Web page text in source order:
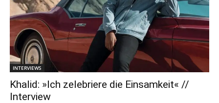
INTERVIEWS
Khalid: »Ich zelebriere die Einsamkeit« //
Interview